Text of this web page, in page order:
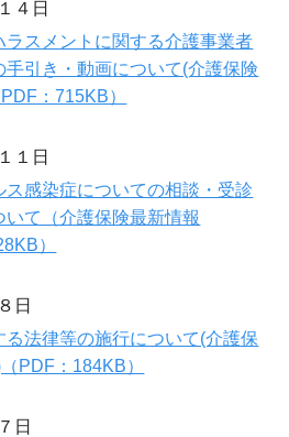
４日
ラスメントに関する介護事業者
手引き・動画について(介護保険
：715KB）
１日
ス感染症についての相談・受診
て（介護保険最新情報
）
日
る法律等の施行について(介護保
PDF：184KB）
日